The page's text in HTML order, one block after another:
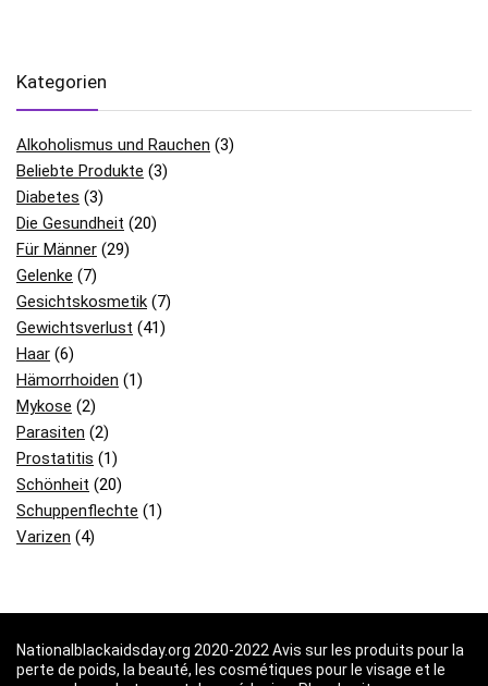
Kategorien
Alkoholismus und Rauchen (3)
Beliebte Produkte (3)
Diabetes (3)
Die Gesundheit (20)
Für Männer (29)
Gelenke (7)
Gesichtskosmetik (7)
Gewichtsverlust (41)
Haar (6)
Hämorrhoiden (1)
Mykose (2)
Parasiten (2)
Prostatitis (1)
Schönheit (20)
Schuppenflechte (1)
Varizen (4)
Nationalblackaidsday.org 2020-2022 Avis sur les produits pour la
perte de poids, la beauté, les cosmétiques pour le visage et le